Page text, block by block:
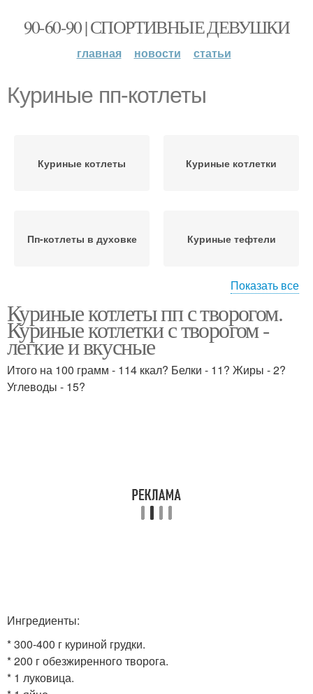
90-60-90 | СПОРТИВНЫЕ ДЕВУШКИ
главная новости статьи
Куриные пп-котлеты
Куриные котлеты Куриные котлетки
Пп-котлеты в духовке Куриные тефтели
Куриные оладьи
грудки
Котлеты из куриной
Показать все
Куриные котлеты пп с творогом.
Куриные котлетки с творогом -
легкие и вкусные
Итого на 100 грамм - 114 ккал? Белки - 11? Жиры - 2?
Углеводы - 15?
Ингредиенты:
* 300-400 г куриной грудки.
* 200 г обезжиренного творога.
* 1 луковица.